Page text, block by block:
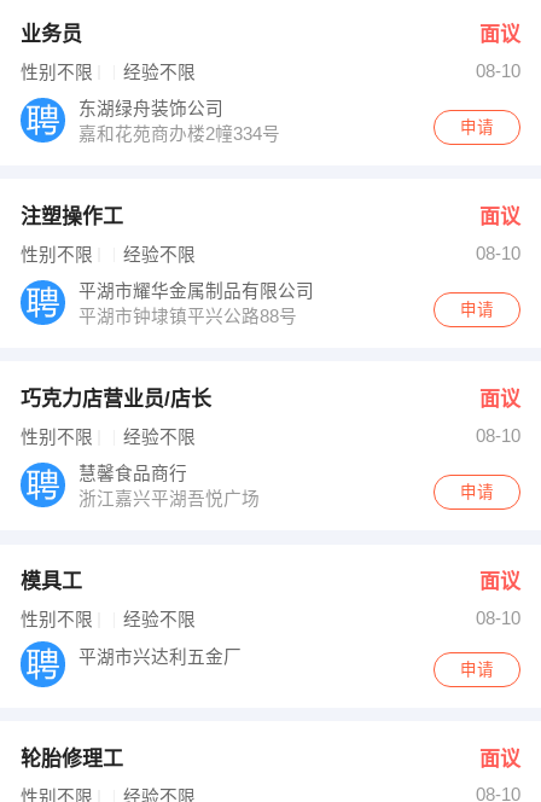
业务员 面议
性别不限 经验不限
08-10
东湖绿舟装饰公司
嘉和花苑商办楼2幢334号
申请
注塑操作工 面议
性别不限 经验不限
08-10
平湖市耀华金属制品有限公司
平湖市钟埭镇平兴公路88号
申请
巧克力店营业员/店长 面议
性别不限 经验不限
08-10
慧馨食品商行
浙江嘉兴平湖吾悦广场
申请
模具工 面议
性别不限 经验不限
08-10
平湖市兴达利五金厂
申请
轮胎修理工 面议
性别不限 经验不限
08-10